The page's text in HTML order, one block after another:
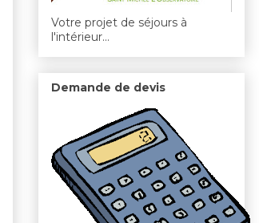
Votre projet de séjours à
l'intérieur...
Demande de devis